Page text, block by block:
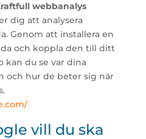
webbanalys
dig att analysera
Genom att installera en
och koppla den till ditt
kan du se var dina
och hur de beter sig när
vill du ska